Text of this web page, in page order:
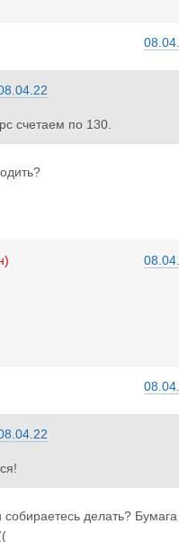
счетаем по 130.
делать? Бумага